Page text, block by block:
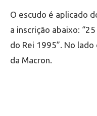
O escudo é aplicado
a inscrição abaixo:
do Rei 1995”. No
da Macron.